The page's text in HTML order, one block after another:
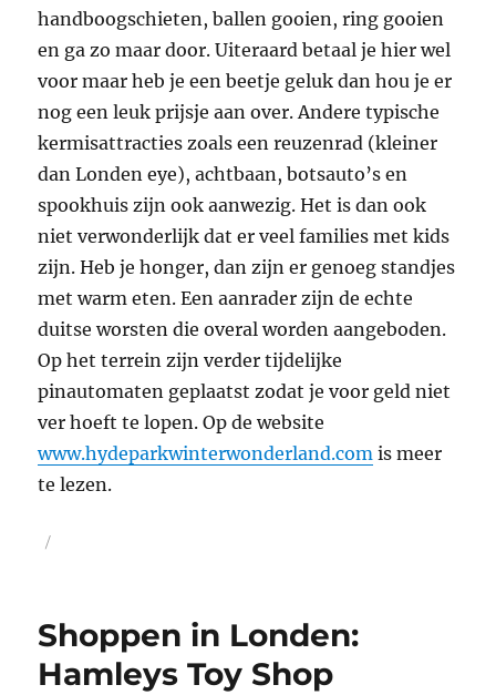
handboogschieten, ballen gooien, ring gooien
en ga zo maar door. Uiteraard betaal je hier wel
voor maar heb je een beetje geluk dan hou je er
nog een leuk prijsje aan over. Andere typische
kermisattracties zoals een reuzenrad (kleiner
dan Londen eye), achtbaan, botsauto’s en
spookhuis zijn ook aanwezig. Het is dan ook
niet verwonderlijk dat er veel families met kids
zijn. Heb je honger, dan zijn er genoeg standjes
met warm eten. Een aanrader zijn de echte
duitse worsten die overal worden aangeboden.
Op het terrein zijn verder tijdelijke
pinautomaten geplaatst zodat je voor geld niet
ver hoeft te lopen. Op de website
www.hydeparkwinterwonderland.com is meer
te lezen.
Geplaatst
Shoppen in Londen:
Hamleys Toy Shop